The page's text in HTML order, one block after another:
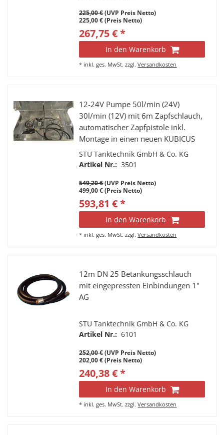
225,00 €(UVP Preis Netto)
225,00 € (Preis Netto)
267,75 € *
In den Warenkorb
* inkl. ges. MwSt. zzgl.Versandkosten
12-24V Pumpe 50l/min (24V)
30l/min (12V) mit 6m Zapfschlauch,
automatischer Zapfpistole inkl.
Montage in einen neuen KUBICUS
350-1000 mobile Dieseltankstelle
STU Tanktechnik GmbH & Co. KG
Artikel Nr.: 3501
549,20 €(UVP Preis Netto)
499,00 € (Preis Netto)
593,81 € *
In den Warenkorb
* inkl. ges. MwSt. zzgl.Versandkosten
12m DN 25 Betankungsschlauch
mit eingepressten Einbindungen 1"
AG
STU Tanktechnik GmbH & Co. KG
Artikel Nr.: 6101
252,00 €(UVP Preis Netto)
202,00 € (Preis Netto)
240,38 € *
In den Warenkorb
* inkl. ges. MwSt. zzgl.Versandkosten